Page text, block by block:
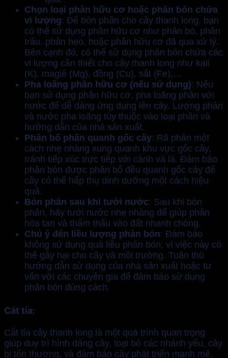
Chọn loại phân hữu cơ hoặc phân bón chứa
vi lượng: Để bón phân cho cây thanh long, bạn
có thể sử dụng phân hữu cơ như phân bò, phân
trâu, phân heo, hoặc phân hữu cơ đã qua xử lý.
Bên cạnh đó, có thể sử dụng phân bón chứa các
vi lượng cần thiết cho cây thanh long như kali
(K), magiê (Mg), đồng (Cu), sắt (Fe),…
Pha loãng phân hữu cơ (nếu sử dụng): Nếu
bạn sử dụng phân hữu cơ, pha loãng phân với
nước để dễ dàng ứng dụng lên cây. Lượng phân
và nước pha loãng tùy thuộc vào loại phân và
hướng dẫn của nhà sản xuất.
Phân bố phân quanh gốc cây: Rã phân một
cách nhẹ nhàng xung quanh khu vực gốc cây,
tránh tiếp xúc trực tiếp với cành và lá. Đảm bảo
phân bón được phân bố đều quanh gốc cây để
cây có thể hấp thụ dinh dưỡng một cách hiệu
quả.
Bón phân sau khi tưới nước: Sau khi bón
phân, hãy tưới nước nhẹ nhàng để giúp phân
hòa tan và thẩm thấu vào đất nhanh chóng.
Chú ý đến liều lượng phân bón: Đảm bảo
không sử dụng quá liều phân bón, vì việc này có
thể gây hại cho cây và môi trường. Tuân thủ
hướng dẫn sử dụng của nhà sản xuất hoặc tư
vấn với các chuyên gia để đảm bảo sử dụng
phân bón đúng cách.
Cắt tỉa:
Cắt tỉa cây thanh long là một quá trình quan trọng
giúp duy trì hình dáng cây, loại bỏ các nhánh yếu, cây
bị tổn thương, và đảm bảo cây phát triển mạnh mẽ.